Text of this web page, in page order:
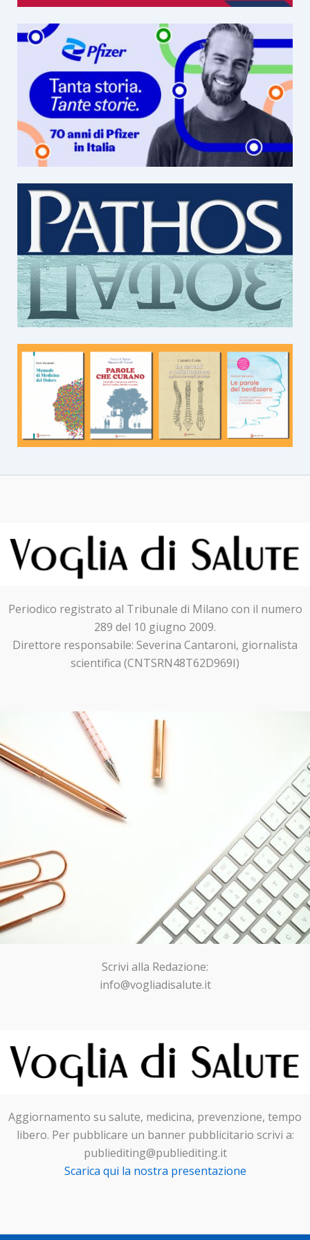
Periodico registrato al Tribunale di Milano con il numero
289 del 10 giugno 2009.
Direttore responsabile: Severina Cantaroni, giornalista
scientifica (CNTSRN48T62D969I)
Scrivi alla Redazione:
info@vogliadisalute.it
Aggiornamento su salute, medicina, prevenzione, tempo
libero. Per pubblicare un banner pubblicitario scrivi a:
publiediting@publiediting.it
Scarica qui la nostra presentazione